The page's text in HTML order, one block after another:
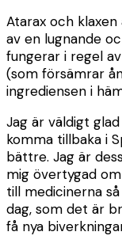
Atarax och
av en lugnande
fungerar i regel
(som försämrar
ingrediensen i
Jag är väldigt
komma tillbaka i
bättre. Jag är
mig övertygad
till medicinerna
dag, som det är
få nya